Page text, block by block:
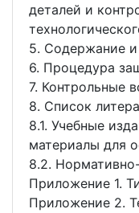
деталей и
5. Содержание
6. Процедура
7. Контрольные
8. Список
8.1. Учебные
материалы для
8.2.
Приложение 1.
Приложение 2.